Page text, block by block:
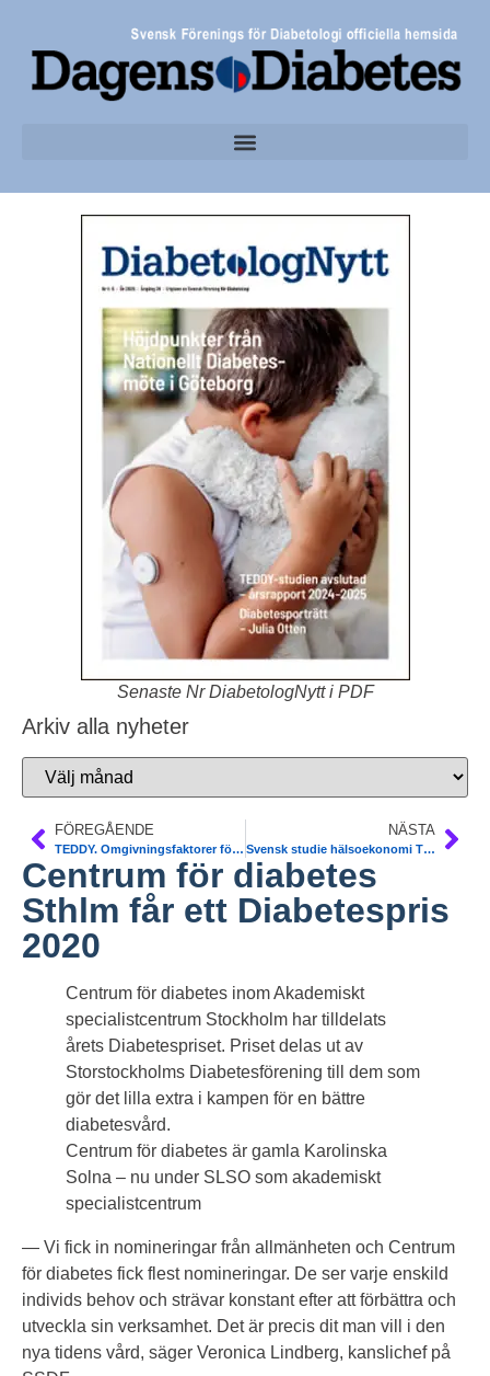
Senaste Nr DiabetologNytt i PDF
Arkiv alla nyheter
FÖREGÅENDE
TEDDY. Omgivningsfaktorer för autoimmun T1DM och celiaki hos barn. Årsrapport
NÄSTA
Svensk studie hälsoekonomi T2DM. PharmacoEconomics
Centrum för diabetes
Sthlm får ett Diabetespris
2020
Centrum för diabetes inom Akademiskt
specialistcentrum Stockholm har tilldelats
årets Diabetespriset. Priset delas ut av
Storstockholms Diabetesförening till dem som
gör det lilla extra i kampen för en bättre
diabetesvård.
Centrum för diabetes är gamla Karolinska
Solna – nu under SLSO som akademiskt
specialistcentrum
— Vi fick in nomineringar från allmänheten och Centrum
för diabetes fick flest nomineringar. De ser varje enskild
individs behov och strävar konstant efter att förbättra och
utveckla sin verksamhet. Det är precis dit man vill i den
nya tidens vård, säger Veronica Lindberg, kanslichef på